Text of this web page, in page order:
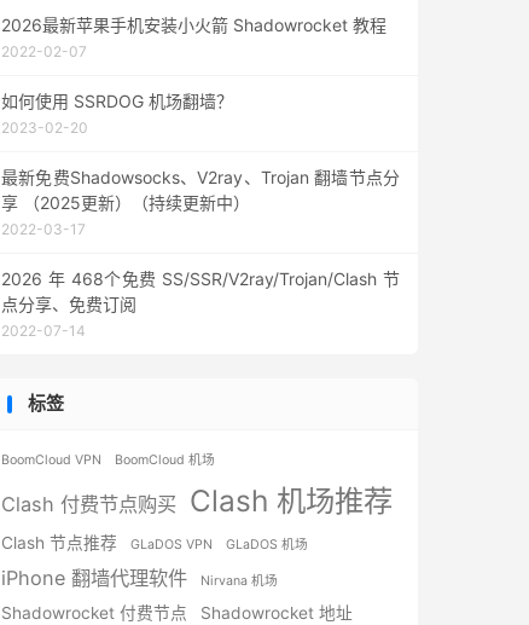
2026最新苹果手机安装小火箭 Shadowrocket 教程
2022-02-07
如何使用 SSRDOG 机场翻墙？
2023-02-20
最新免费Shadowsocks、V2ray、Trojan 翻墙节点分
享 （2025更新）（持续更新中）
2022-03-17
2026 年 468个免费 SS/SSR/V2ray/Trojan/Clash 节
点分享、免费订阅
2022-07-14
标签
BoomCloud VPN BoomCloud 机场
Clash 付费节点购买 Clash 机场推荐
Clash 节点推荐 GLaDOS VPN GLaDOS 机场
iPhone 翻墙代理软件 Nirvana 机场
Shadowrocket 付费节点 Shadowrocket 地址